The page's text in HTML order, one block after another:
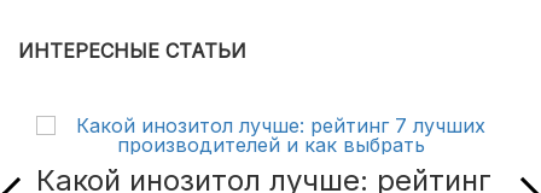
ИНТЕРЕСНЫЕ СТАТЬИ
Какой инозитол лучше: рейтинг